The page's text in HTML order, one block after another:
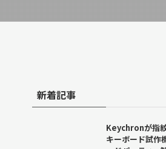
新着記事
Keychronが指
キーボード試作